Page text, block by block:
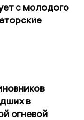
с молодого
в
огневой